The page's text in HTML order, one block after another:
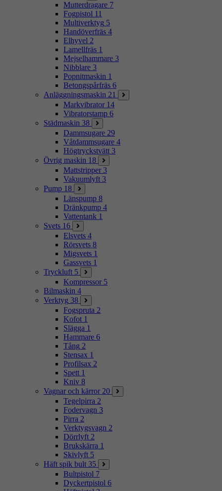
Mutterdragare 7
Fogpistol 11
Multiverktyg 5
Handöverfräs 4
Elhyvel 2
Lamellfräs 1
Mejselhammare 3
Nibblare 3
Popnitmaskin 1
Betongspårfräs 6
Anläggningsmaskin 21
Markvibrator 14
Vibratorstamp 6
Städmaskin 38
Dammsugare 29
Våtdammsugare 4
Högtryckstvätt 3
Övrig maskin 18
Mattstripper 3
Vakuumlyft 3
Pump 18
Länspump 8
Dränkpump 4
Vattentank 1
Svets 16
Elsvets 4
Rörsvets 8
Migsvets 1
Gassvets 1
Tryckluft 5
Kompressor 5
Bilmaskin 4
Verktyg 38
Fogspruta 2
Kofot 1
Slägga 1
Hammare 6
Tång 2
Stensax 1
Profilsax 2
Spett 1
Kniv 8
Vagnar och kärror 20
Tegelpirra 2
Fodervagn 3
Pirra 2
Verktygsvagn 2
Dörrlyft 2
Brukskärra 1
Skivlyft 5
Häft spik bult 35
Bultpistol 7
Dyckertpistol 6